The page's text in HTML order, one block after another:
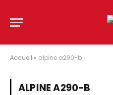
Accueil » alpine a290-b
ALPINE A290-B